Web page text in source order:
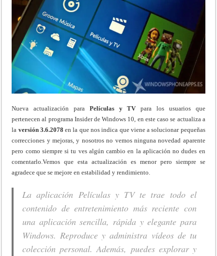
Nueva actualización paraPelículas y TVpara los usuarios que
pertenecen al programa Insider de Windows 10, en este caso se actualiza a
la versión 3.6.2078 en la que nos indica que viene a solucionar pequeñas
correcciones y mejoras, y nosotros no vemos ninguna novedad aparente
pero como siempre si tu ves algún cambio en la aplicación no dudes en
comentarlo.Vemos que esta actualización es menor pero siempre se
agradece que se mejore en estabilidad y rendimiento.
La aplicación Películas y TV te trae todo el
contenido de entretenimiento más reciente con
una aplicación sencilla, rápida y elegante para
Windows. Reproduce y administra vídeos de tu
colección personal. Además, puedes explorar y